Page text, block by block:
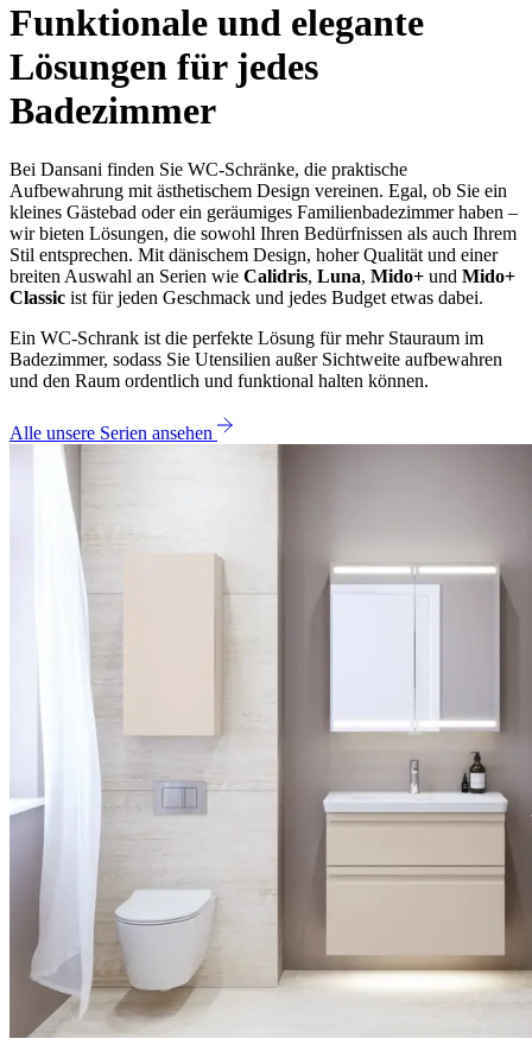
Funktionale und elegante
Lösungen für jedes
Badezimmer
Bei Dansani finden Sie WC-Schränke, die praktische
Aufbewahrung mit ästhetischem Design vereinen. Egal, ob Sie ein
kleines Gästebad oder ein geräumiges Familienbadezimmer haben –
wir bieten Lösungen, die sowohl Ihren Bedürfnissen als auch Ihrem
Stil entsprechen. Mit dänischem Design, hoher Qualität und einer
breiten Auswahl an Serien wie Calidris, Luna, Mido+ und Mido+
Classic ist für jeden Geschmack und jedes Budget etwas dabei.
Ein WC-Schrank ist die perfekte Lösung für mehr Stauraum im
Badezimmer, sodass Sie Utensilien außer Sichtweite aufbewahren
und den Raum ordentlich und funktional halten können.
Alle unsere Serien ansehen